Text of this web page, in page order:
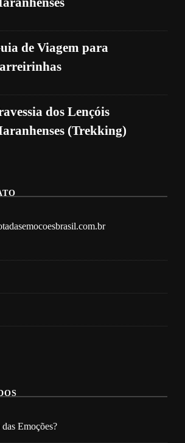
de Viagem para
dos Lençóis
(Trekking)
Emoções?